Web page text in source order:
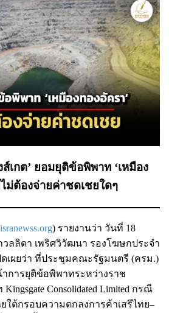
เกต’ ยอมยุติข้อพิพาท ‘เหมือง
ม่ต้องจ่ายค่าชดเชยใดๆ
) รายงานว่า วันที่ 18
วลลิดา เพริศวิวัฒนา รองโฆษกประจำ
เผยว่า ที่ประชุมคณะรัฐมนตรี (ครม.)
การยุติข้อพิพาทระหว่างราช
Consolidated Limited กรณี
ใต้กรอบความตกลงการค้าเสรีไทย–